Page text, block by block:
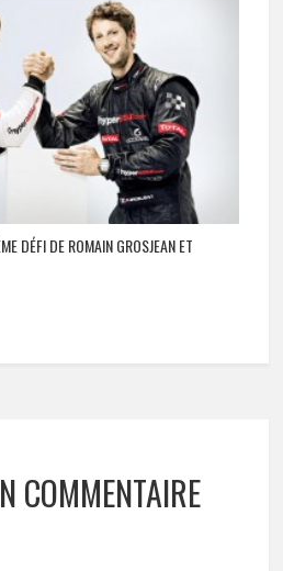
DÉFI DE ROMAIN GROSJEAN ET
COMMENTAIRE